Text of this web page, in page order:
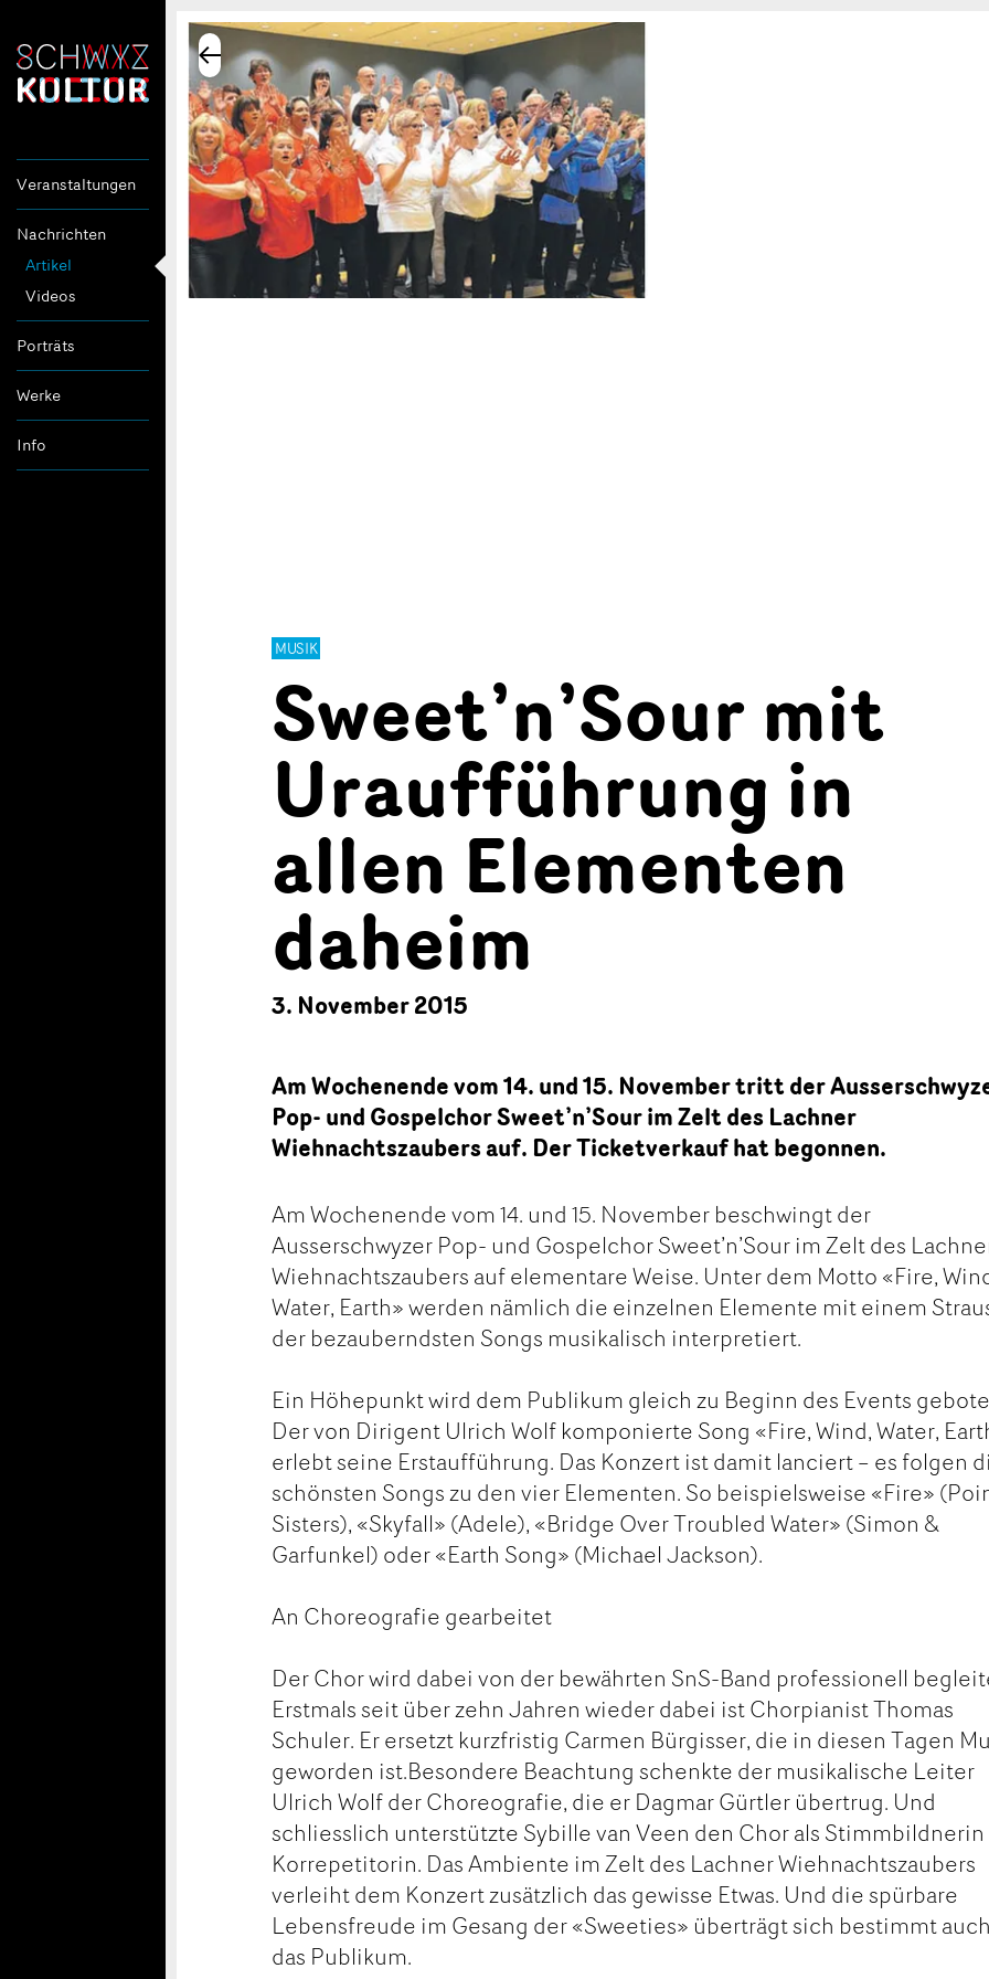
Veranstaltungen
Nachrichten
Artikel
Videos
Porträts
Werke
Info
MUSIK
Sweet’n’Sour mit
Uraufführung in
allen Elementen
daheim
3. November 2015
Am Wochenende vom 14. und 15. November tritt der
Pop- und Gospelchor Sweet’n’Sour im Zelt des Lachner
Wiehnachtszaubers auf. Der Ticketverkauf hat begonnen.
Am Wochenende vom 14. und 15. November beschwingt der
Ausserschwyzer Pop- und Gospelchor Sweet’n’Sour im Zelt des
Wiehnachtszaubers auf elementare Weise. Unter dem Motto «Fire,
Water, Earth» werden nämlich die einzelnen Elemente mit einem
der bezauberndsten Songs musikalisch interpretiert.
Ein Höhepunkt wird dem Publikum gleich zu Beginn des Events
Der von Dirigent Ulrich Wolf komponierte Song «Fire, Wind, Water,
erlebt seine Erstaufführung. Das Konzert ist damit lanciert – es folgen
schönsten Songs zu den vier Elementen. So beispielsweise «Fire»
Sisters), «Skyfall» (Adele), «Bridge Over Troubled Water» (Simon &
Garfunkel) oder «Earth Song» (Michael Jackson).
An Choreografie gearbeitet
Der Chor wird dabei von der bewährten SnS-Band professionell
Erstmals seit über zehn Jahren wieder dabei ist Chorpianist Thomas
Schuler. Er ersetzt kurzfristig Carmen Bürgisser, die in diesen Tagen
geworden ist.Besondere Beachtung schenkte der musikalische Leiter
Ulrich Wolf der Choreografie, die er Dagmar Gürtler übertrug. Und
schliesslich unterstützte Sybille van Veen den Chor als Stimmbildnerin
Korrepetitorin. Das Ambiente im Zelt des Lachner Wiehnachtszaubers
verleiht dem Konzert zusätzlich das gewisse Etwas. Und die spürbare
Lebensfreude im Gesang der «Sweeties» überträgt sich bestimmt
das Publikum.